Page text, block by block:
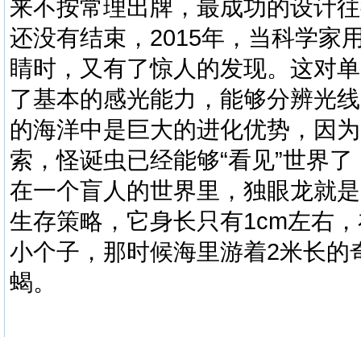
来不按常理出牌，最成功的设计
还没有结束， 2015年，当科学家
睛时，又有了惊人的发现。这对
了基本的感光能力，能够分辨光
的海洋中是巨大的进化优势，因
索，怪诞虫已经能够“看见”世界了
在一个盲人的世界里，独眼龙就
生存策略，它身长只有1cm左右
小个子，那时候海里游着2米长的
蝎。